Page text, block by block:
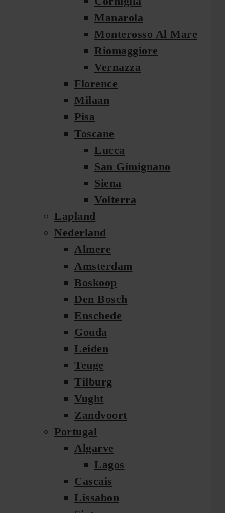
Manarola
Monterosso Al Mare
Riomaggiore
Vernazza
Florence
Milaan
Pisa
Toscane
Lucca
San Gimignano
Siena
Volterra
Lapland
Nederland
Almere
Amsterdam
Boskoop
Den Bosch
Enschede
Gouda
Leiden
Teuge
Tilburg
Vught
Zandvoort
Portugal
Algarve
Lagos
Cascais
Lissabon